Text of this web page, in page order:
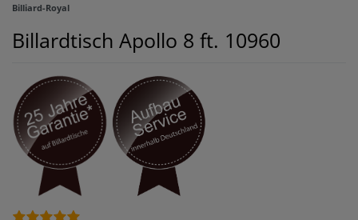
Billiard-Royal
Billardtisch Apollo 8 ft. 10960